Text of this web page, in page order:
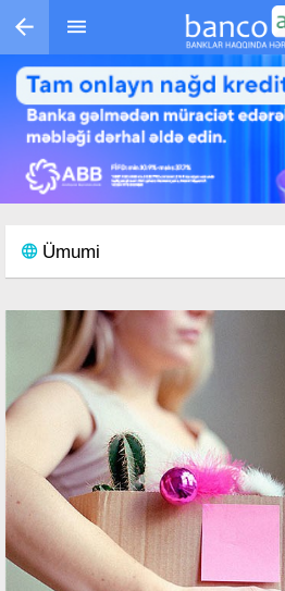
Skip to main content
Ümumi